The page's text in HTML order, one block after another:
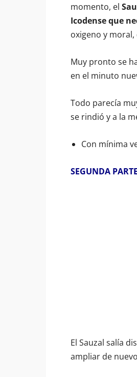
momento, el
Icodense que
oxigeno y
Muy pronto se
en el minuto
Todo parecía
se rindió y a la
Con mínima
SEGUNDA PARTE
El Sauzal salía
ampliar de